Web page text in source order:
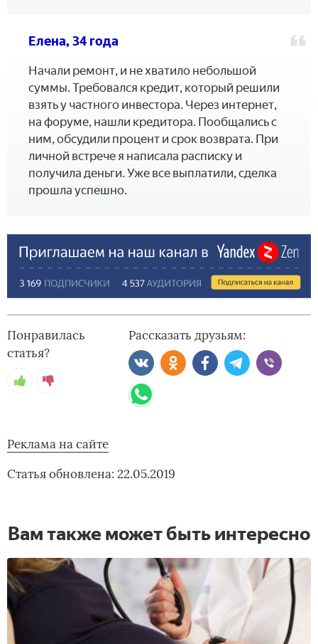
Елена, 34 года
Начали ремонт, и не хватило небольшой
суммы. Требовался кредит, который решили
взять у частного инвестора. Через интернет,
на форуме, нашли кредитора. Пообщались с
ним, обсудили процент и срок возврата. При
личной встрече я написала расписку и
получила деньги. Уже все выплатили, сделка
прошла успешно.
Понравилась
статья?
Рассказать друзьям:
Реклама на сайте
Статья обновлена: 22.05.2019
Вам также может быть интересно